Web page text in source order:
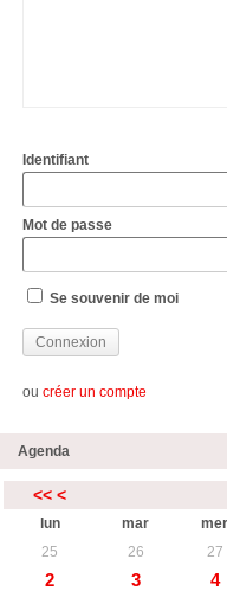
Identifiant
Mot de passe
Se souvenir de moi
ou créer un compte
Agenda
<< <
lun mar mer
25
26 27
2
3 4